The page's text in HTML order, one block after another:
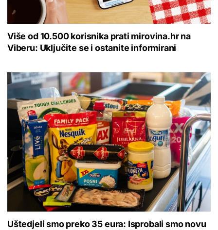
Više od 10.500 korisnika prati mirovina.hr na
Viberu: Uključite se i ostanite informirani
Uštedjeli smo preko 35 eura: Isprobali smo novu